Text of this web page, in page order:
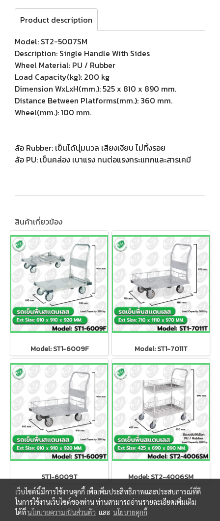
Product description
Model: ST2-5007SM
Description: Single Handle With Sides
Wheel Material: PU / Rubber
Load Capacity(kg): 200 kg
Dimension WxLxH(mm.): 525 x 810 x 890 mm.
Distance Between Platforms(mm.): 360 mm.
Wheel(mm.): 100 mm.
ล้อ Rubber: เข็นได้นุ่มนวล เสียงเงียบ ไม่ทิ้งรอย
ล้อ PU: เข็นคล่อง เบาแรง ทนต่อแรงกระแทกและสารเคมี
สินค้าเกี่ยวข้อง
Model: ST1-6009F Model: ST1-7011T
ST1-6009T Model: ST2-4006SM
เว็บไซต์นี้มีการใช้งานคุกกี้ เพื่อเพิ่มประสิทธิภาพและประสบการณ์ที่ดี
ในการใช้งานเว็บไซต์ของท่าน ท่านสามารถอ่านรายละเอียดเพิ่มเติม
ได้ที่นโยบายความเป็นส่วนตัว และ นโยบายคุกกี้